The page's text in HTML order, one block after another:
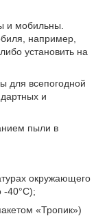
мобильны.
например,
установить на
всепогодной
и
пыли в
окружающего
-40°С);
«Тропик»)